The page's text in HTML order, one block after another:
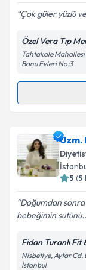
Çok güler yüzlü
Özel Vera Tıp
Tahtakale Mahallesi
Banu Evleri No:3
Dyt. Simay
oluşturun.
takvim
Kişisel
Metni
Uzm.
5 (5
Doğumdan
bebeğimin
Fidan Turanlı Fit
Nisbetiye, Aytar Cd.
İstanbul